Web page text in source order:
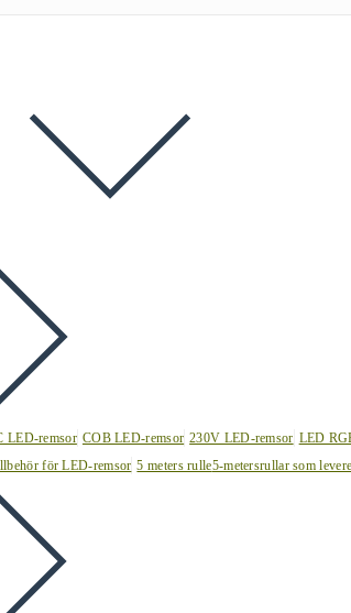
LED-remsor COB LED-remsor 230V LED-remsor LED
för LED-remsor 5 meters rulle5-metersrullar som